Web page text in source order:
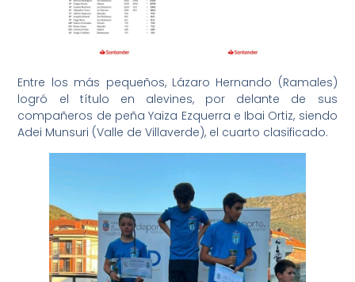
Entre los más pequeños, Lázaro Hernando (Ramales)
logró el título en alevines, por delante de sus
compañeros de peña Yaiza Ezquerra e Ibai Ortiz, siendo
Adei Munsuri (Valle de Villaverde), el cuarto clasificado.